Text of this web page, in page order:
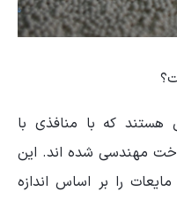
هستند که با منافذی با
مهندسی شده اند. این
را بر اساس اندازه